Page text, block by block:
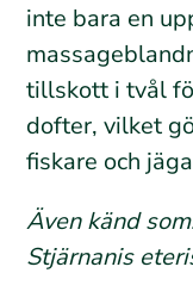
inte bara en
tillskott i tvål
dofter, vilket
fiskare och
Även känd
Stjärnanis